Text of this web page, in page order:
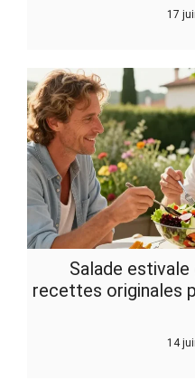
17
Salade
recettes originales
14